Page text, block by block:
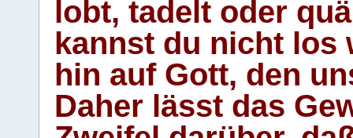
lobt, tadelt oder
kannst du nicht los
hin auf Gott, den
Daher lässt das